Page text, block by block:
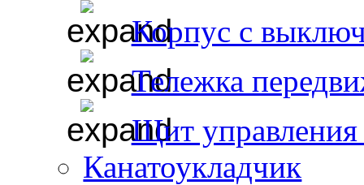
Корпус с
Тележка
Щит управления
Канатоукладчик